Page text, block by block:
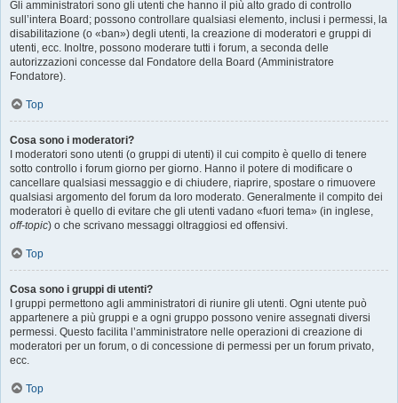
Gli amministratori sono gli utenti che hanno il più alto grado di controllo
sull’intera Board; possono controllare qualsiasi elemento, inclusi i permessi, la
disabilitazione (o «ban») degli utenti, la creazione di moderatori e gruppi di
utenti, ecc. Inoltre, possono moderare tutti i forum, a seconda delle
autorizzazioni concesse dal Fondatore della Board (Amministratore
Fondatore).
Top
Cosa sono i moderatori?
I moderatori sono utenti (o gruppi di utenti) il cui compito è quello di tenere
sotto controllo i forum giorno per giorno. Hanno il potere di modificare o
cancellare qualsiasi messaggio e di chiudere, riaprire, spostare o rimuovere
qualsiasi argomento del forum da loro moderato. Generalmente il compito dei
moderatori è quello di evitare che gli utenti vadano «fuori tema» (in inglese,
off-topic) o che scrivano messaggi oltraggiosi ed offensivi.
Top
Cosa sono i gruppi di utenti?
I gruppi permettono agli amministratori di riunire gli utenti. Ogni utente può
appartenere a più gruppi e a ogni gruppo possono venire assegnati diversi
permessi. Questo facilita l’amministratore nelle operazioni di creazione di
moderatori per un forum, o di concessione di permessi per un forum privato,
ecc.
Top